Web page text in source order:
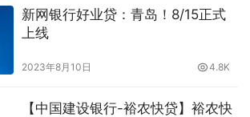
新网银行好业贷：青岛！8/15正式
上线
2023年8月10日 4.8K
【中国建设银行-裕农快贷】裕农快